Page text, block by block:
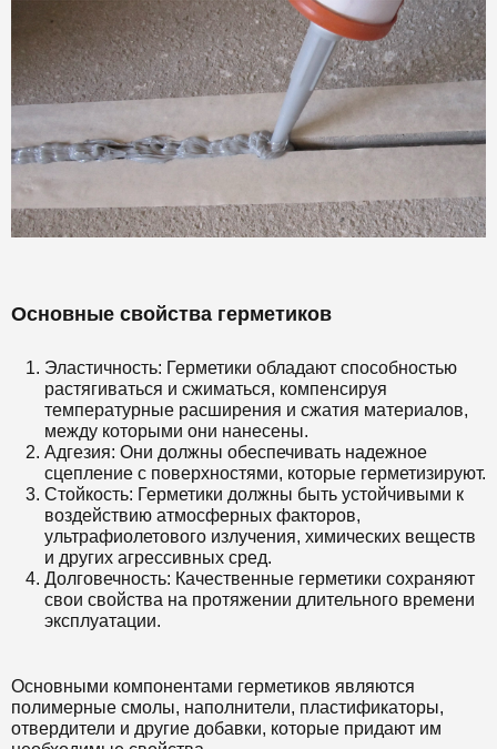
Основные свойства герметиков
Эластичность: Герметики обладают способностью
растягиваться и сжиматься, компенсируя
температурные расширения и сжатия материалов,
между которыми они нанесены.
Адгезия: Они должны обеспечивать надежное
сцепление с поверхностями, которые герметизируют.
Стойкость: Герметики должны быть устойчивыми к
воздействию атмосферных факторов,
ультрафиолетового излучения, химических веществ
и других агрессивных сред.
Долговечность: Качественные герметики сохраняют
свои свойства на протяжении длительного времени
эксплуатации.
Основными компонентами герметиков являются
полимерные смолы, наполнители, пластификаторы,
отвердители и другие добавки, которые придают им